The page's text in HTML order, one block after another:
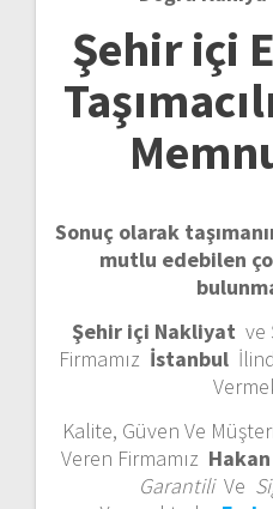
Şehir içi
Sonuç olarak
mutlu edebilen
Şehir içi Nakliyat ve
Firmamız İstanbul
Kalite, Güven Ve
Veren Firmamız
GarantiliVe